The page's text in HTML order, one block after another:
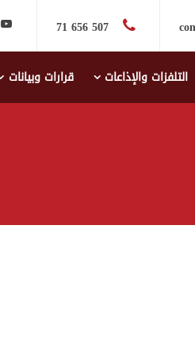
507 656 71
التلفزات والإذاعات قرارات وبيانات